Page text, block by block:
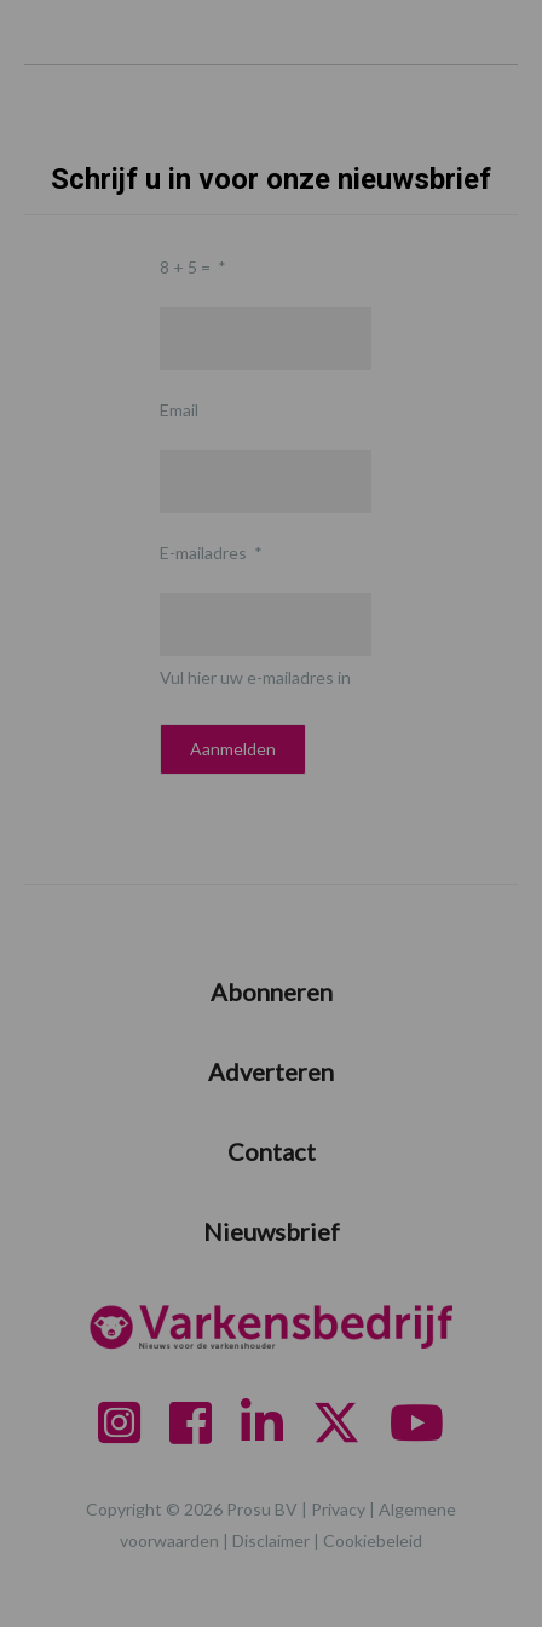
Schrijf u in voor onze nieuwsbrief
8 + 5 = *
Email
E-mailadres *
Vul hier uw e-mailadres in
Abonneren
Adverteren
Contact
Nieuwsbrief
Copyright © 2026 Prosu BV | Privacy | Algemene
voorwaarden | Disclaimer | Cookiebeleid